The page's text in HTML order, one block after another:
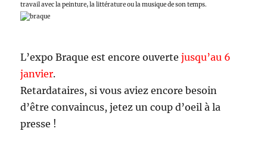
travail avec la peinture, la littérature ou la musique de son temps.
L’expo Braque est encore ouvertejusqu’au 6
janvier.
Retardataires, si vous aviez encore besoin
d’être convaincus, jetez un coup d’oeil à la
presse !